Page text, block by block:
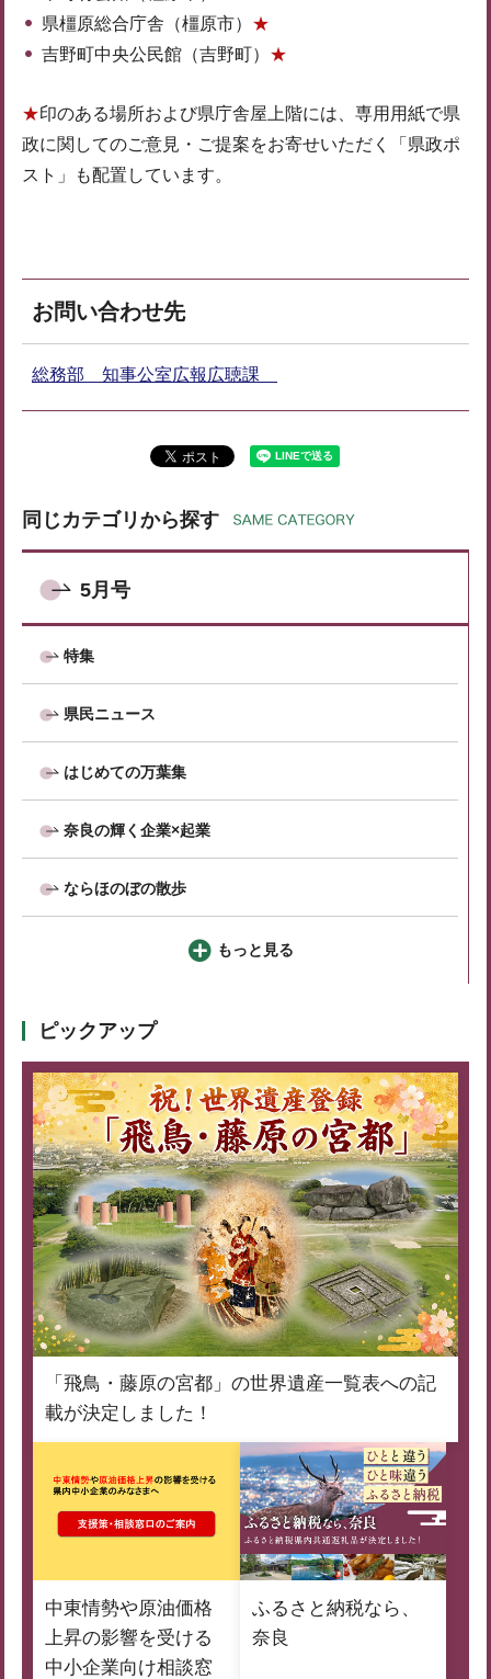
県橿原総合庁舎（橿原市） ★
吉野町中央公民館（吉野町） ★
★印のある場所および県庁舎屋上階には、専用用紙で県
政に関してのご意見・ご提案をお寄せいただく「県政ポ
スト」も配置しています。
お問い合わせ先
総務部 知事公室広報広聴課
同じカテゴリから探す
5月号
特集
県民ニュース
はじめての万葉集
奈良の輝く企業×起業
ならほのぼの散歩
もっと見る
ピックアップ
「飛鳥・藤原の宮都」の世界遺産一覧表への記
載が決定しました！
中東情勢や原油価格
上昇の影響を受ける
中小企業向け相談窓
ふるさと納税なら、
奈良